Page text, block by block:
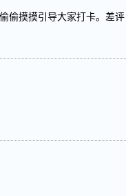
偷摸摸引导大家打卡。差